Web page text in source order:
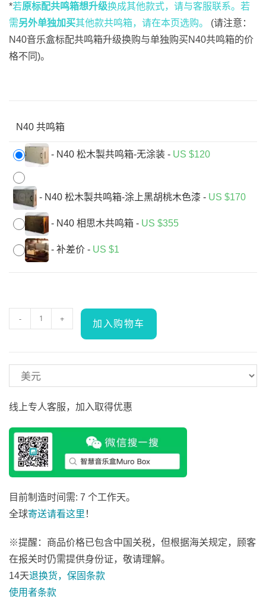
*若原标配共鸣箱想升级换成其他款式，请与客服联系。若
需另外单独加买其他款共鸣箱，请在本页选购。
(请注意：
N40音乐盒标配共鸣箱升级换购与单独购买N40共鸣箱的价
格不同)。
N40 共鸣箱
- N40 松木製共鸣箱-无涂装 - US $120
- N40 松木製共鸣箱-涂上黑胡桃木色漆 - US $170
- N40 相思木共鸣箱 - US $355
- 补差价 - US $1
- + 加入购物车
线上专人客服，加入取得优惠
目前制造时间需: 7 个工作天。
全球寄送请看这里 ！
※提醒：商品价格已包含中国关税，但根据海关规定，顾客
在报关时仍需提供身份证，敬请理解。
14天退换货，保固条款
使用者条款